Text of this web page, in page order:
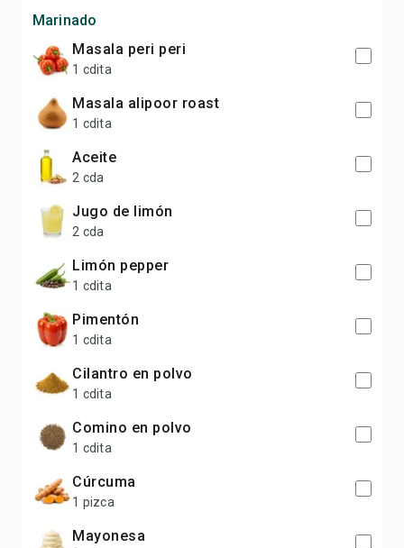
Marinado
masala peri peri
1 cdita
masala alipoor roast
1 cdita
aceite
2 cda
jugo de limón
2 cda
limón pepper
1 cdita
pimentón
1 cdita
cilantro en polvo
1 cdita
comino en polvo
1 cdita
cúrcuma
1 pizca
mayonesa